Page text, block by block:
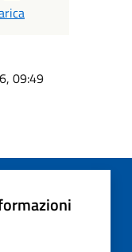
09:49